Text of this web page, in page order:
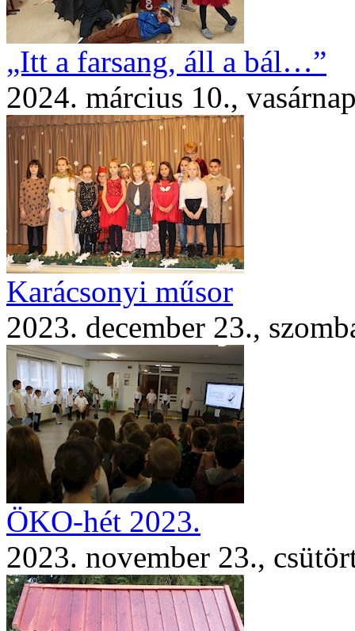
„Itt a farsang, áll a bál…”
2024. március 10.,
Karácsonyi műsor
2023. december 23.,
ÖKO-hét 2023.
2023. november 23.,